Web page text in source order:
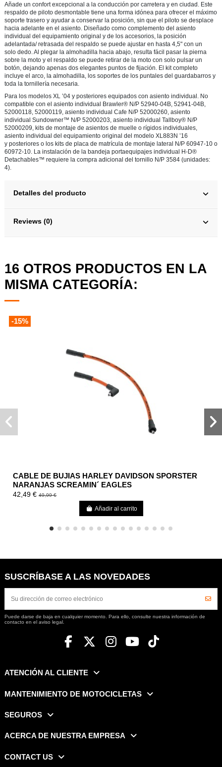
Añade un confort excepcional a la conducción por carretera y en ciudad. Este
respaldo de piloto desmontable tiene una forma idónea para ofrecer el máximo
soporte trasero y ayudar a conservar la posición, sin que el piloto se desplace
hacia adelante en el asiento. Diseñado como complemento del asiento
individual del equipamiento original y de los accesorios, la posición
adelantada/ retrasada del respaldo se puede ajustar en hasta 4,5" con un
solo dedo. Al plegar la almohadilla hacia abajo, resulta fácil pasar la pierna
sobre la moto y el respaldo se puede retirar de la moto con solo pulsar un
botón, dejando apenas dos elegantes puntos de fijación. El kit completo
incluye el arco, la almohadilla, los soportes de los puntales del guardabarros y
toda la tornillería necesaria.
Para los modelos XL ’04 y posteriores equipados con asiento individual. No
compatible con el asiento individual Brawler® N/P 52940-04B, 52941-04B,
52000118, 52000119, asiento individual Cafe N/P 52000260, asiento
individual Sundowner™ N/P 52000203, asiento individual Tallboy® N/P
52000209, kits de montaje de asientos de muelle o rígidos individuales,
asiento individual del equipamiento original del modelo XL883N ’16
y posteriores o los kits de placa de matrícula de montaje lateral N/P 60947-10 o
60972-10. La instalación de la bandeja portaequipajes individual H-D®
Detachables™ requiere la compra adicional del tornillo N/P 3584 (unidades:
4).
Detalles del producto
Reviews (0)
16 OTROS PRODUCTOS EN LA
MISMA CATEGORÍA:
-15%
CABLE DE BUJIAS HARLEY DAVIDSON SPORSTER
NARANJAS SCREAMIN´ EAGLES
42,49 €49,99 €
Añadir al carrito
SUSCRÍBASE A LAS NOVEDADES
Puede darse de baja en cualquier momento. Para ello, consulte nuestra información de
contacto en el aviso legal.
ATENCIÓN AL CLIENTE
MANTENIMIENTO DE MOTOCICLETAS
SEGUROS
ACERCA DE NUESTRA EMPRESA
CONTACT US